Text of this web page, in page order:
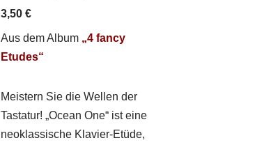
3,50 €
Aus dem Album „4 fancy
Etudes“
Meistern Sie die Wellen der
Tastatur! „Ocean One“ ist eine
neoklassische Klavier-Etüde,